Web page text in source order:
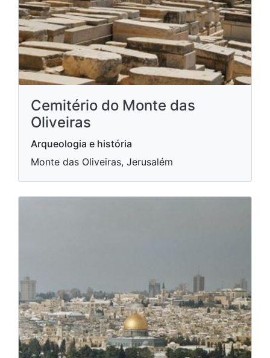
Cemitério do Monte das
Oliveiras
Arqueologia e história
Monte das Oliveiras, Jerusalém